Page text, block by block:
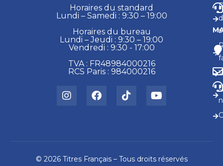
Horaires du standard
Lundi – Samedi : 9:30 – 19:00
Horaires du bureau
Lundi – Jeudi : 9:30 – 19:00
Vendredi : 9:30 - 17:00
TVA : FR48984000216
RCS Paris : 984000216
© 2026 Titres Français – Tous droits réservés